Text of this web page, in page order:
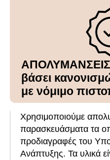
ΑΠΟΛΥΜΑΝΣΕΙΣ
βάσει
με νόμιμο
Χρησιμοποιούμε
παρασκευάσματα τα
προδιαγραφές του
Ανάπτυξης. Τα υλικά